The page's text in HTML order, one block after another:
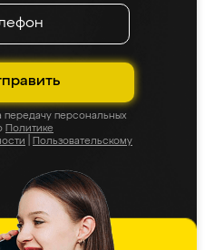
персональных
Политике
Пользовательскому